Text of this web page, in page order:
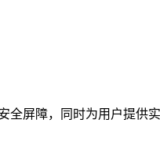
全屏障，同时为用户提供